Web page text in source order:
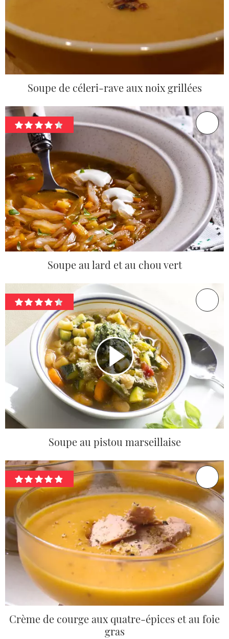
Soupe de céleri-rave aux noix grillées
Soupe au lard et au chou vert
Soupe au pistou marseillaise
Crème de courge aux quatre-épices et au foie
gras